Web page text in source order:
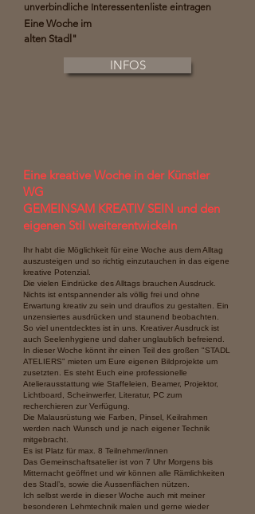
unverbindliche Interessentenliste eintragen
Eine Woche im
alten Stadl"
INFOS
Eine kreative Woche in der Künstler
WG
GEMEINSAM KREATIV SEIN und den
eigenen Stil weiterentwickeln
Ihr habt die Möglichkeit für eine Woche aus dem Alltag
auszusteigen und so richtig einzutauchen in das eigene
kreative Potenzial.
Die vielen Eindrücke des Alltags brauchen Ausdruck.
Nichts ist entspannender als völlig frei und ohne
Erwartung kreativ zu sein und drauflos zu gestalten. Ein
unzensiertes ausdrücken und staunend beobachten.
So viel unentdecktes ist in uns. Kreativer Ausdruck ist
auch Seelenhygiene und daher unglaublich befreiend.
In dieser Woche könnt ihr einen Teil des großen "STADL
ATELIERS" mieten um Eure eigenen Bildprojekte um
zusetzten. Es steht Euch eine professionelle
Atelierausstattung wie Staffeleien, Beamer, Projektor,
Lichtboard, Scheinwerfer, Literatur, PC zum
recherchieren zur Verfügung.
Die Malausrüstung wie Farben, Pinsel, Keilrahmen
werden nach Wunsch und je nach eigener Technik
mitgebracht.
Es ist Platz für max. 8 Teilnehmer/innen
Das Gemeinschaftsatelier ist von 7 Uhr Morgens bis
Mitternacht geöffnet und wir können alle Rämlichkeiten
des Stadl’s, sowie die Aussenflächen nützen.
Ich selbst werde in dieser Woche auch mit meiner
besonderen Lehmtechnik malen und gerne wieder